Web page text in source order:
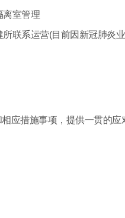
离室管理
所联系运营(目前因新冠肺炎
应措施事项，提供一贯的应